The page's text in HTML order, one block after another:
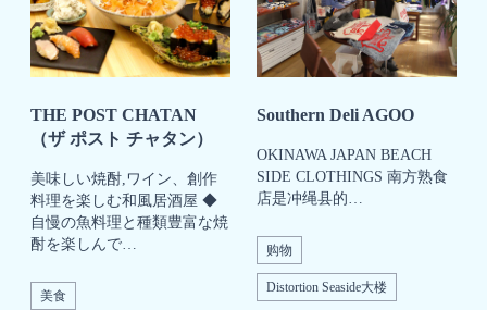
THE POST CHATAN
（ザ ポスト チャタン）
美味しい焼酎,ワイン、創作
料理を楽しむ和風居酒屋 ◆
自慢の魚料理と種類豊富な焼
酎を楽しんで…
美食
Southern Deli AGOO
OKINAWA JAPAN BEACH
SIDE CLOTHINGS 南方熟食
店是冲绳县的…
购物
Distortion Seaside大楼